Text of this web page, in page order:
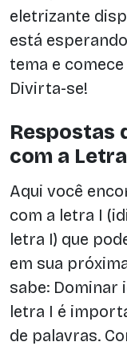
eletrizante
está
tema e
Divirta-se!
Respostas
com a
Aqui você
com a letra I
letra I) que
em sua
sabe: Dominar
letra I é
de palavras.